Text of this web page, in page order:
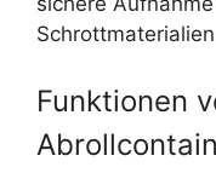
Funktionen